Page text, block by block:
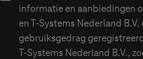
informatie en aanbiedingen
enT-Systems Nederland
gebruiksgedrag
T-Systems Nederland B.V.,